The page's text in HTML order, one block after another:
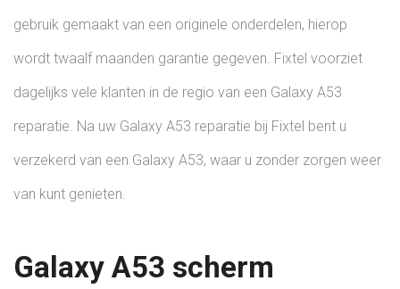
gebruik gemaakt van een originele onderdelen, hierop
wordt twaalf maanden garantie gegeven. Fixtel voorziet
dagelijks vele klanten in de regio van een Galaxy A53
reparatie. Na uw Galaxy A53 reparatie bij Fixtel bent u
verzekerd van een Galaxy A53, waar u zonder zorgen weer
van kunt genieten.
Galaxy A53 scherm